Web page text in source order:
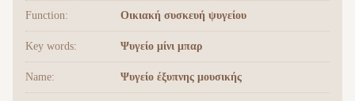
Function: Οικιακή συσκευή ψυγείου
Key words: Ψυγείο μίνι μπαρ
Name: Ψυγείο έξυπνης μουσικής